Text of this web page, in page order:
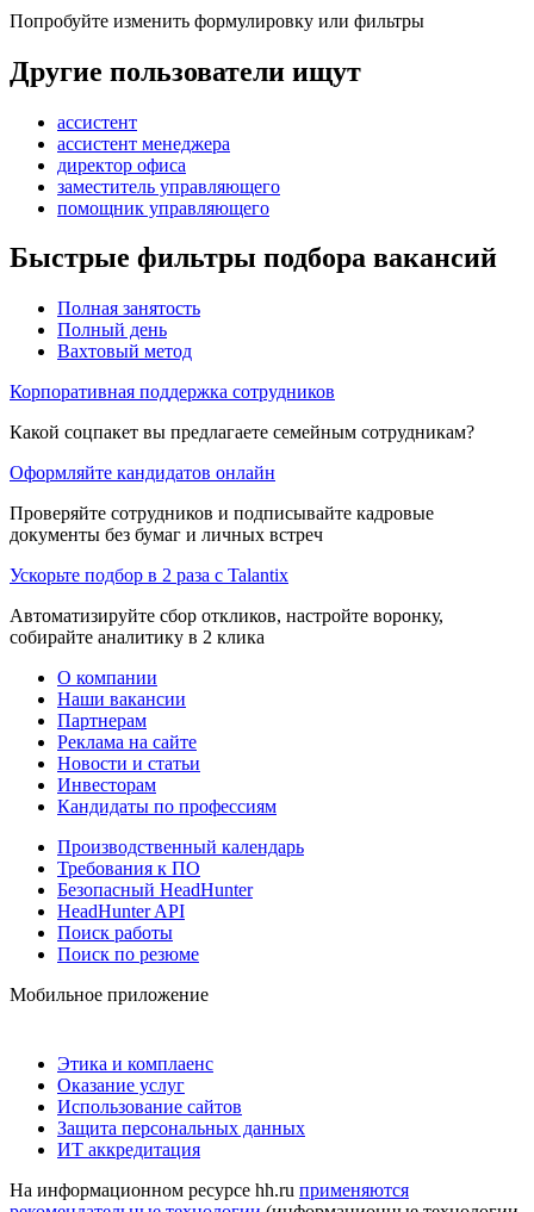
Попробуйте изменить формулировку или фильтры
Другие пользователи ищут
ассистент
ассистент менеджера
директор офиса
заместитель управляющего
помощник управляющего
Быстрые фильтры подбора вакансий
Полная занятость
Полный день
Вахтовый метод
Корпоративная поддержка сотрудников
Какой соцпакет вы предлагаете семейным сотрудникам?
Оформляйте кандидатов онлайн
Проверяйте сотрудников и подписывайте кадровые
документы без бумаг и личных встреч
Ускорьте подбор в 2 раза с Talantix
Автоматизируйте сбор откликов, настройте воронку,
собирайте аналитику в 2 клика
О компании
Наши вакансии
Партнерам
Реклама на сайте
Новости и статьи
Инвесторам
Кандидаты по профессиям
Производственный календарь
Требования к ПО
Безопасный HeadHunter
HeadHunter API
Поиск работы
Поиск по резюме
Мобильное приложение
Этика и комплаенс
Оказание услуг
Использование сайтов
Защита персональных данных
ИТ аккредитация
На информационном ресурсе hh.ru применяются